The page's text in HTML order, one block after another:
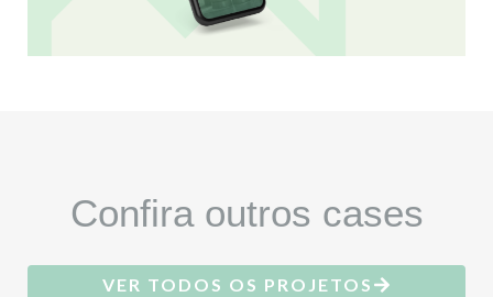
Confira outros cases
VER TODOS OS PROJETOS